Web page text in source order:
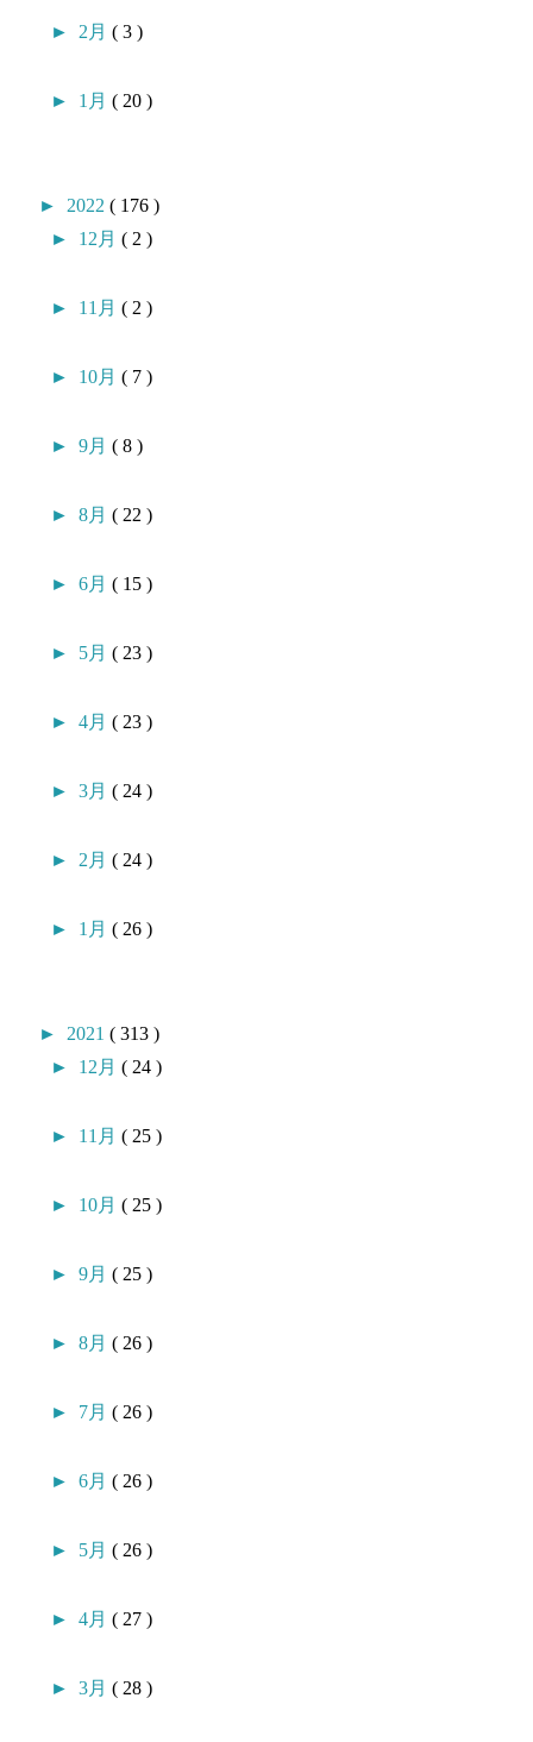
► 2月( 3 )
► 1月( 20 )
► 2022( 176 )
► 12月( 2 )
► 11月( 2 )
► 10月( 7 )
►9月( 8 )
►8月( 22 )
►6月( 15 )
► 5月( 23 )
►4月( 23 )
►3月( 24 )
► 2月( 24 )
► 1月( 26 )
► 2021( 313 )
► 12月( 24 )
► 11月( 25 )
► 10月( 25 )
►9月( 25 )
►8月( 26 )
► 7月( 26 )
►6月( 26 )
► 5月( 26 )
►4月( 27 )
►3月( 28 )